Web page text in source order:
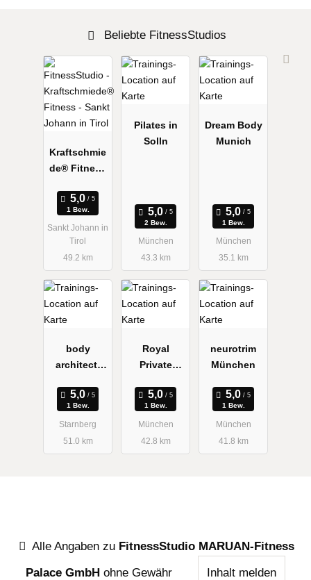
Beliebte FitnessStudios
Kraftschmie
de® Fitness
Johann in
Tirol
1 Bew.
Sankt Johann in
Tirol
49.2 km
Pilates in
Solln
2 Bew.
München
43.3 km
Dream Body
Munich
1 Bew.
München
35.1 km
body
architect,
Andersen
1 Bew.
Starnberg
51.0 km
Royal
Private
1 Bew.
München
42.8 km
neurotrim
München
1 Bew.
München
41.8 km
Alle Angaben zu FitnessStudio MARUAN-Fitness
Palace GmbH ohne Gewähr Inhalt melden